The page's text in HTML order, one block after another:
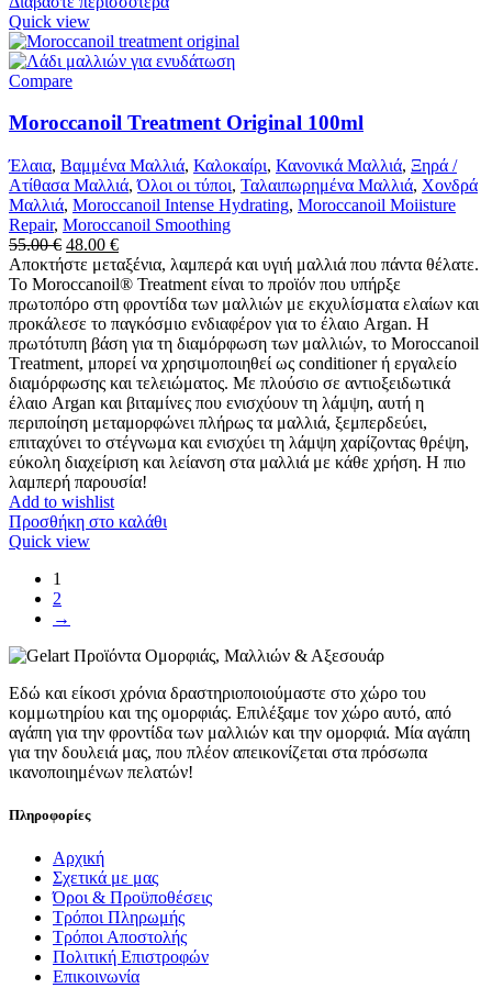
Quick view
Compare
Moroccanoil Treatment Original 100ml
Έλαια, Βαμμένα Μαλλιά, Καλοκαίρι, Κανονικά Μαλλιά, Ξηρά /
Ατίθασα Μαλλιά,Όλοι οι τύποι, Ταλαιπωρημένα Μαλλιά, Χονδρά
Μαλλιά, Moroccanoil Intense Hydrating, Moroccanoil Moiisture
Repair, Moroccanoil Smoothing
55.00€ Original
price
was:
55.00 €.
48.00 €Η
τρέχουσα
τιμή
είναι:
48.00 €.
Αποκτήστε μεταξένια, λαμπερά και υγιή μαλλιά που πάντα θέλατε.
To Moroccanoil® Treatment είναι το προϊόν που υπήρξε
πρωτοπόρο στη φροντίδα των μαλλιών με εκχυλίσματα ελαίων και
προκάλεσε το παγκόσμιο ενδιαφέρον για το έλαιο Argan. Η
πρωτότυπη βάση για τη διαμόρφωση των μαλλιών, το Moroccanoil
Τreatment, μπορεί να χρησιμοποιηθεί ως conditioner ή εργαλείο
διαμόρφωσης και τελειώματος. Με πλούσιο σε αντιοξειδωτικά
έλαιο Argan και βιταμίνες που ενισχύουν τη λάμψη, αυτή η
περιποίηση μεταμορφώνει πλήρως τα μαλλιά, ξεμπερδεύει,
επιταχύνει το στέγνωμα και ενισχύει τη λάμψη χαρίζοντας θρέψη,
εύκολη διαχείριση και λείανση στα μαλλιά με κάθε χρήση. Η πιο
λαμπερή παρουσία!
Add to wishlist
Προσθήκη στο καλάθι
Quick view
1
2
→
Εδώ και είκοσι χρόνια δραστηριοποιούμαστε στο χώρο του
κομμωτηρίου και της ομορφιάς. Επιλέξαμε τον χώρο αυτό, από
αγάπη για την φροντίδα των μαλλιών και την ομορφιά. Μία αγάπη
για την δουλειά μας, που πλέον απεικονίζεται στα πρόσωπα
ικανοποιημένων πελατών!
Πληροφορίες
Αρχική
Σχετικά με μας
Όροι & Προϋποθέσεις
Τρόποι Πληρωμής
Τρόποι Αποστολής
Πολιτική Επιστροφών
Επικοινωνία